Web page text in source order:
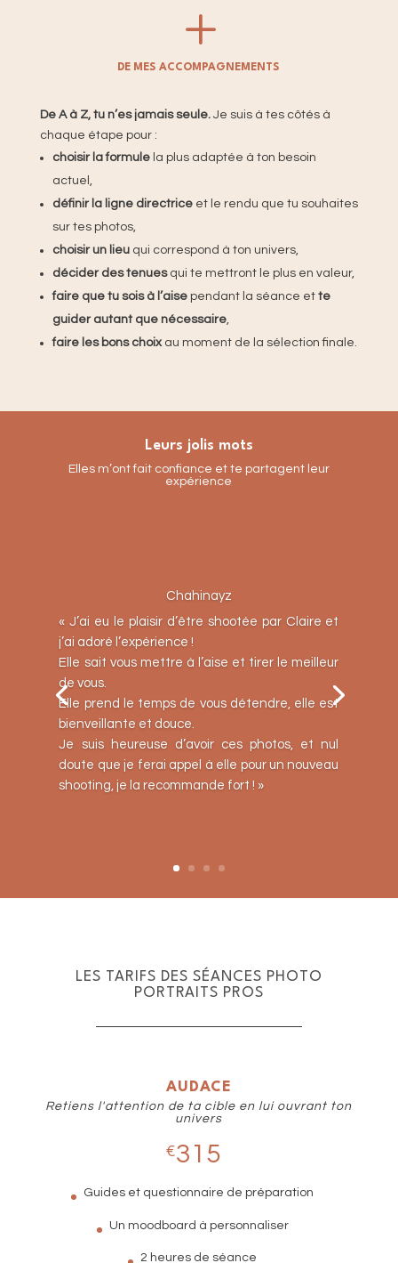
L
DE MES ACCOMPAGNEMENTS
De A à Z, tu n’es jamais seule. Je suis à tes côtés à
chaque étape pour :
choisir la formule la plus adaptée à ton besoin
actuel,
définir la ligne directrice et le rendu que tu souhaites
sur tes photos,
choisir un lieu qui correspond à ton univers,
décider des tenues qui te mettront le plus en valeur,
faire que tu sois à l’aise pendant la séance et te
guider autant que nécessaire,
faire les bons choix au moment de la sélection finale.​​​
Leurs jolis mots
Elles m’ont fait confiance et te partagent leur
expérience
Chahinayz
« J’ai eu le plaisir d’être shootée par Claire et
j’ai adoré l’expérience !
Elle sait vous mettre à l’aise et tirer le meilleur
de vous.
Elle prend le temps de vous détendre, elle est
bienveillante et douce.
Je suis heureuse d’avoir ces photos, et nul
doute que je ferai appel à elle pour un nouveau
shooting, je la recommande fort ! »
LES TARIFS DES SÉANCES PHOTO
PORTRAITS PROS
AUDACE
Retiens l'attention de ta cible en lui ouvrant ton
univers
€315
Guides et questionnaire de préparation
Un moodboard à personnaliser
2 heures de séance